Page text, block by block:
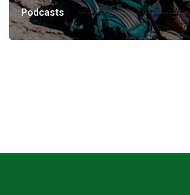
Podcasts